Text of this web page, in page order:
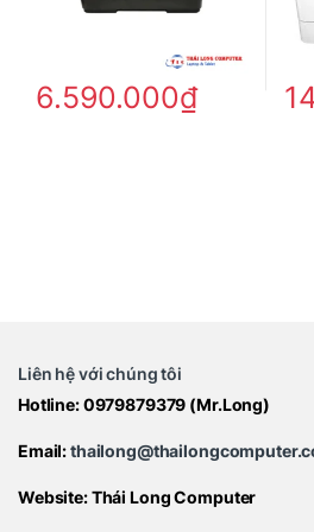
6.590.000₫
Liên hệ với chúng tôi
Hotline:0979879379 (Mr.Long)
Email:
Website:Thái Long Computer